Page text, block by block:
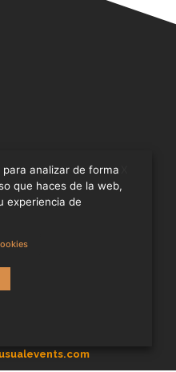
carried out by
experts.
– Local 28035 – Madrid
analizar de forma
que haces de la web,
experiencia de